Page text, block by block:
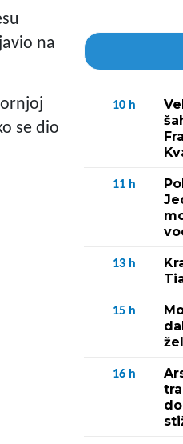
na
se dio
10 h
11 h
13 h
15 h
16 h